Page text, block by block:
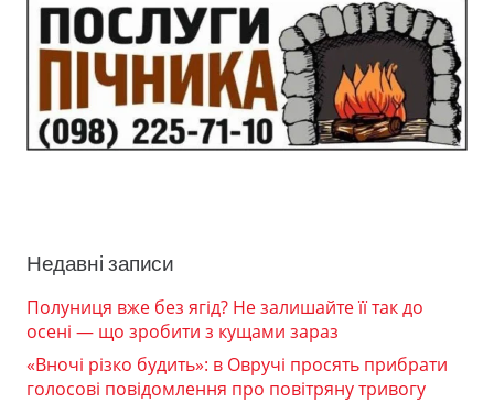
Недавні записи
Полуниця вже без ягід? Не залишайте її так до
осені — що зробити з кущами зараз
«Вночі різко будить»: в Овручі просять прибрати
голосові повідомлення про повітряну тривогу